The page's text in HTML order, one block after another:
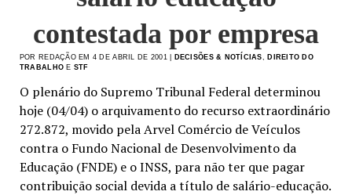
contestada por empresa
POR REDAÇÃO EM 4 DE ABRIL DE 2001 | DECISÕES & NOTÍCIAS
DIREITO DO
TRABALHO E STF
O plenário do Supremo Tribunal Federal determinou
hoje (04/04) o arquivamento do recurso extraordinário
272.872, movido pela Arvel Comércio de Veículos
contra o Fundo Nacional de Desenvolvimento da
Educação (FNDE) e o INSS, para não ter que pagar
contribuição social devida a título de salário-educação.